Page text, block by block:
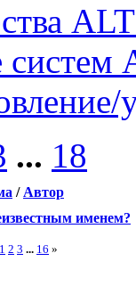
систем
... 18
/ Автор
именем?
1 2 3 ... 16 »